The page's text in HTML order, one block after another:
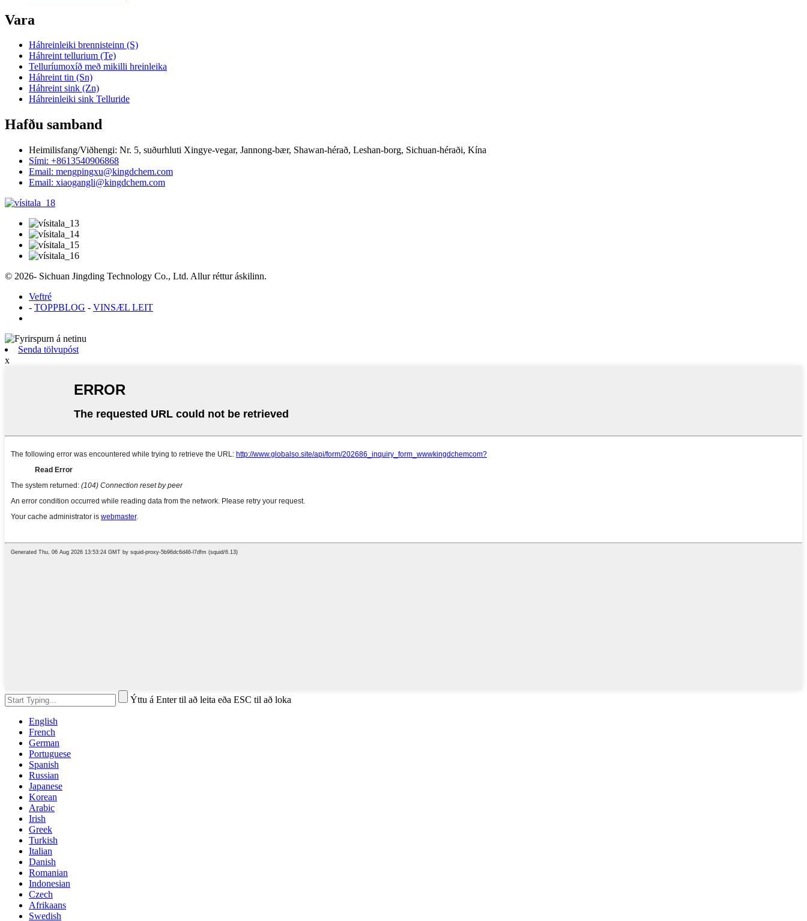
Vara
Háhreinleiki brennisteinn (S)
Háhreint tellurium (Te)
Telluríumoxíð með mikilli hreinleika
Háhreint tin (Sn)
Háhreint sink (Zn)
Háhreinleiki sink Telluride
Hafðu samband
Heimilisfang/Viðhengi: Nr. 5, suðurhluti Xingye-vegar, Jannong-bær, Shawan-hérað, Leshan-borg, Sichuan-héraði, Kína
Sími: +8613540906868
Email: mengpingxu@kingdchem.com
Email: xiaogangli@kingdchem.com
© 2026- Sichuan Jingding Technology Co., Ltd. Allur réttur áskilinn.
Veftré
- TOPPBLOG - VINSÆL LEIT
Senda tölvupóst
x
Ýttu á Enter til að leita eða ESC til að loka
English
French
German
Portuguese
Spanish
Russian
Japanese
Korean
Arabic
Irish
Greek
Turkish
Italian
Danish
Romanian
Indonesian
Czech
Afrikaans
Swedish